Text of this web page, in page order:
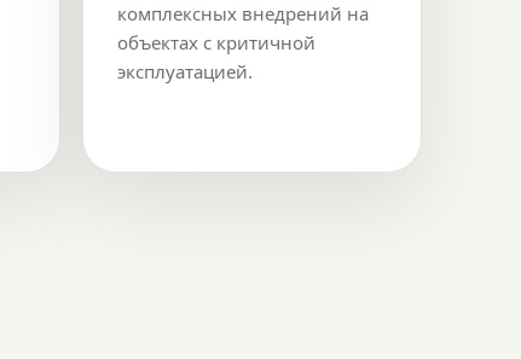
комплексных внедрений на
объектах с критичной
эксплуатацией.